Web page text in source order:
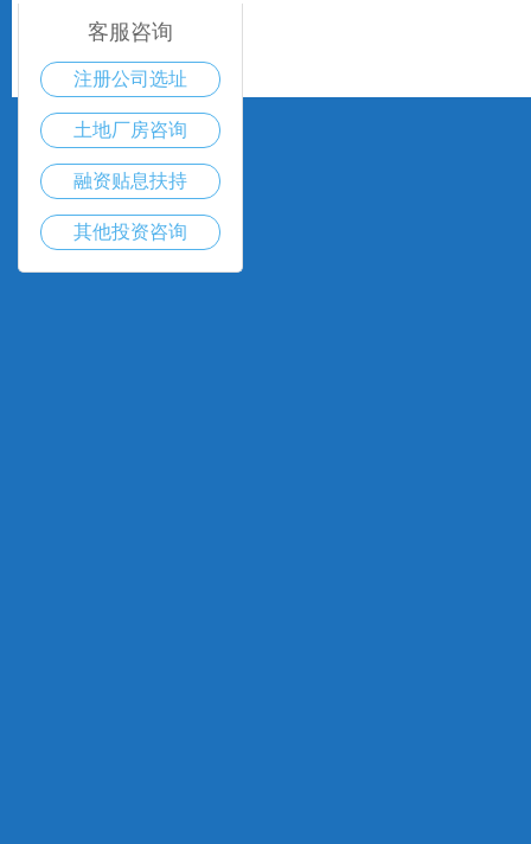
客服咨询
注册公司选址
土地厂房咨询
融资贴息扶持
其他投资咨询